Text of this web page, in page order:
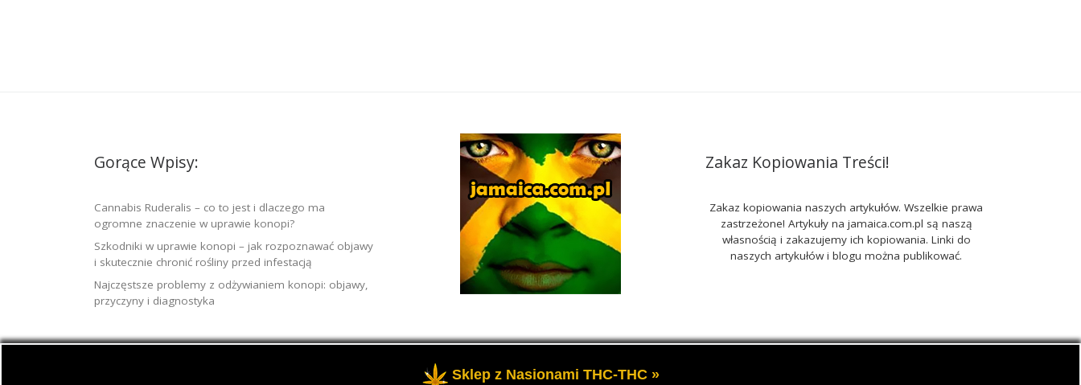
Gorące Wpisy:
Cannabis Ruderalis – co to jest i dlaczego ma
ogromne znaczenie w uprawie konopi?
Szkodniki w uprawie konopi – jak rozpoznawać objawy
i skutecznie chronić rośliny przed infestacją
Najczęstsze problemy z odżywianiem konopi: objawy,
przyczyny i diagnostyka
Zakaz Kopiowania Treści!
Zakaz kopiowania naszych artykułów. Wszelkie prawa
zastrzeżone! Artykuły na jamaica.com.pl są naszą
własnością i zakazujemy ich kopiowania. Linki do
naszych artykułów i blogu można publikować.
Sklep z Nasionami THC-THC »